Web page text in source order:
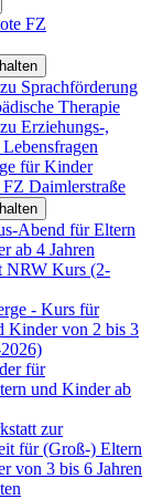
FZ
Sprachförderung
Therapie
Erziehungs-,
für Kinder
Daimlerstraße
Abend für Eltern
ab 4 Jahren
NRW Kurs (2-
- Kurs für
Kinder von 2 bis 3
für
und Kinder ab
zur
für (Groß-) Eltern
von 3 bis 6 Jahren